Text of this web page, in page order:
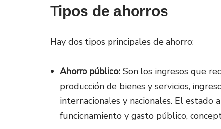
Tipos de ahorros
Hay dos tipos principales de ahorro:
Ahorro público: Son los ingresos que
producción de bienes y servicios,
internacionales y nacionales. El estado
funcionamiento y gasto público,